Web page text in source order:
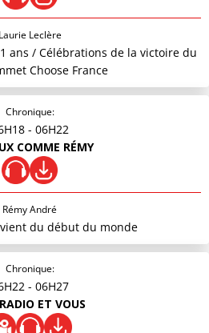
Laurie Leclère
ans / Célébrations de la victoire du
Choose France
Chronique:
- 06H22
COMME RÉMY
Rémy André
du début du monde
Chronique:
- 06H27
ET VOUS